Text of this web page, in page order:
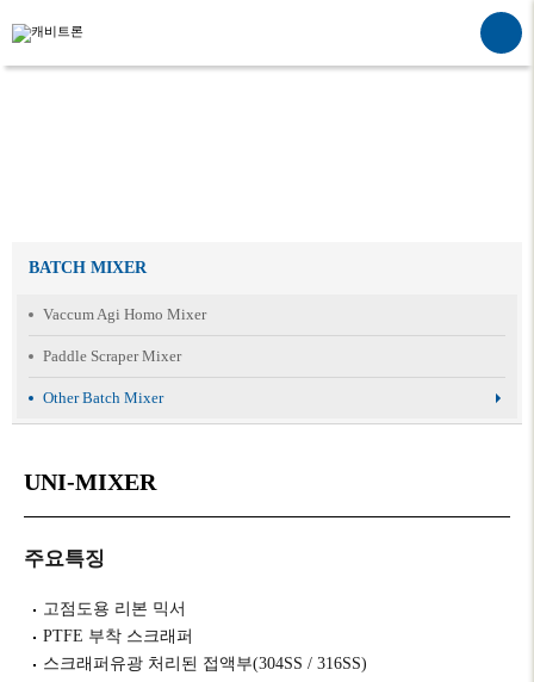
BATCH MIXER
Vaccum Agi Homo Mixer
Paddle Scraper Mixer
Other Batch Mixer
UNI-MIXER
주요특징
고점도용 리본 믹서
PTFE 부착 스크래퍼
스크래퍼유광 처리된 접액부(304SS / 316SS)